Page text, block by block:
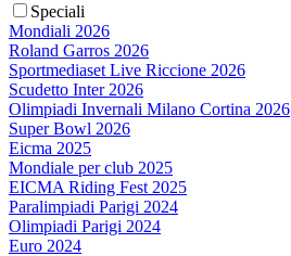
Speciali
Mondiali 2026
Roland Garros 2026
Sportmediaset Live Riccione 2026
Scudetto Inter 2026
Olimpiadi Invernali Milano Cortina 2026
Super Bowl 2026
Eicma 2025
Mondiale per club 2025
EICMA Riding Fest 2025
Paralimpiadi Parigi 2024
Olimpiadi Parigi 2024
Euro 2024